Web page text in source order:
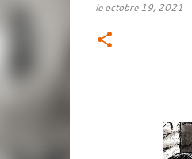
leoctobre 19, 2021